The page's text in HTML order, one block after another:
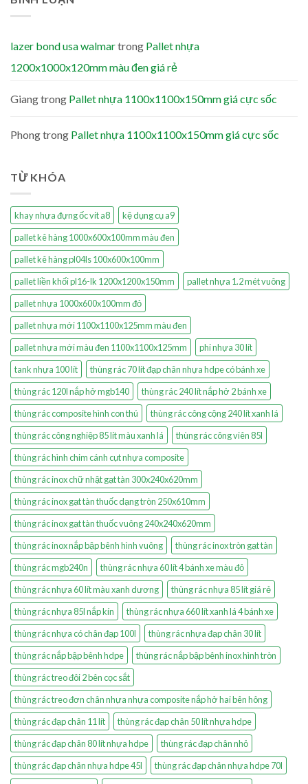
lazer bond usa walmartrong Pallet nhựa
1200x1000x120mm màu đen giá rẻ
Giangtrong Pallet nhựa 1100x1100x150mm giá cực sốc
Phongtrong Pallet nhựa 1100x1100x150mm giá cực sốc
TỪ KHÓA
khay nhựa đựng ốc vít a8
kệ dụng cụ a9
pallet kê hàng 1000x600x100mm màu đen
pallet kê hàng pl04ls 100x600x100mm
pallet liền khối pl16-lk 1200x1200x150mm
pallet nhựa 1.2 mét vuông
pallet nhựa 1000x600x100mm đỏ
pallet nhựa mới 1100x1100x125mm màu đen
pallet nhựa mới màu đen 1100x1100x125mm
phi nhựa 30 lít
tank nhựa 100 lít
thùng rác 70 lít đạp chân nhựa hdpe có bánh xe
thùng rác 120l nắp hở mgb140
thùng rác 240 lít nắp hở 2 bánh xe
thùng rác composite hình con thú
thùng rác công cộng 240 lít xanh lá
thùng rác công nghiệp 85 lít màu xanh lá
thùng rác công viên 85l
thùng rác hình chim cánh cụt nhựa composite
thùng rác inox chữ nhật gạt tàn 300x240x620mm
thùng rác inox gạt tàn thuốc dạng tròn 250x610mm
thùng rác inox gạt tàn thuốc vuông 240x240x620mm
thùng rác inox nắp bập bênh hình vuông
thùng rác inox tròn gạt tàn
thùng rác mgb240n
thùng rác nhựa 60 lít 4 bánh xe màu đỏ
thùng rác nhựa 60 lít màu xanh dương
thùng rác nhựa 85 lít giá rẻ
thùng rác nhựa 85l nắp kín
thùng rác nhựa 660 lít xanh lá 4 bánh xe
thùng rác nhựa có chân đạp 100l
thùng rác nhựa đạp chân 30 lít
thùng rác nắp bập bênh hdpe
thùng rác nắp bập bênh inox hình tròn
thùng rác treo đôi 2 bên cọc sắt
thùng rác treo đơn chân nhựa nhựa composite nắp hở hai bên hông
thùng rác đạp chân 11 lít
thùng rác đạp chân 50 lít nhựa hdpe
thùng rác đạp chân 80 lít nhựa hdpe
thùng rác đạp chân nhỏ
thùng rác đạp chân nhựa hdpe 45l
thùng rác đạp chân nhựa hdpe 70l